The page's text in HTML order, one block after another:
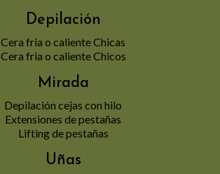
Depilación
Cera fria o caliente Chicas
Cera fria o caliente Chicos
Mirada
Depilación cejas con hilo
Extensiones de pestañas
Lifting de pestañas
Uñas